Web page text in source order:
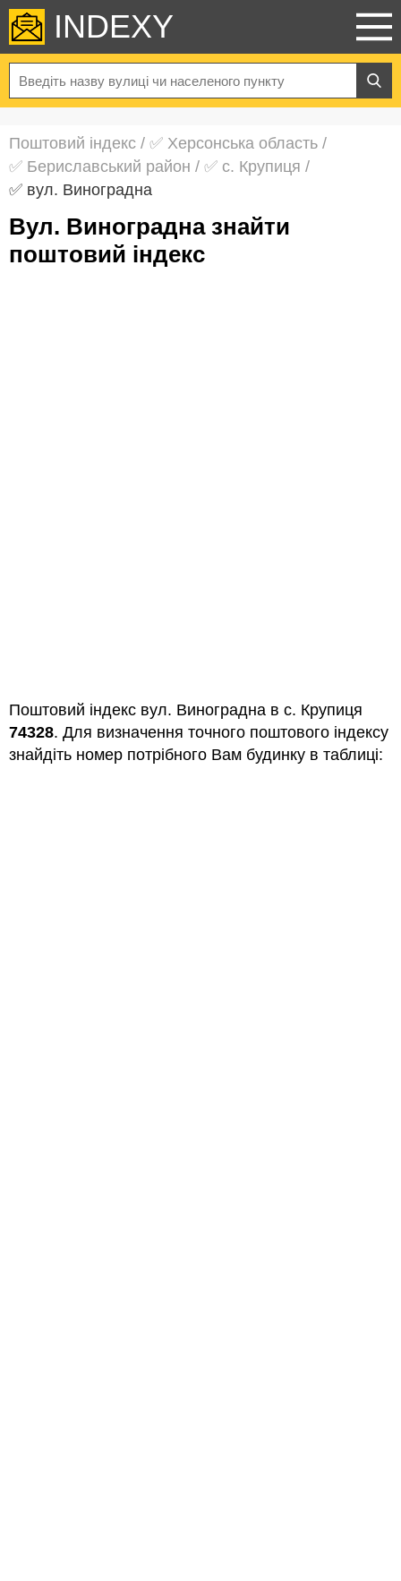
INDEXY
Поштовий індекс / ✅ Херсонська область /
✅ Бериславський район / ✅ с. Крупиця /
✅ вул. Виноградна
вул. Виноградна знайти
поштовий індекс
Поштовий індекс вул. Виноградна в с. Крупиця
74328. Для визначення точного поштового індексу
знайдіть номер потрібного Вам будинку в таблиці: